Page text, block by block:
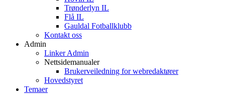
Trønderlyn IL
Flå IL
Gauldal Fotballklubb
Kontakt oss
Admin
Linker Admin
Nettsidemanualer
Brukerveiledning for webredaktører
Hovedstyret
Temaer